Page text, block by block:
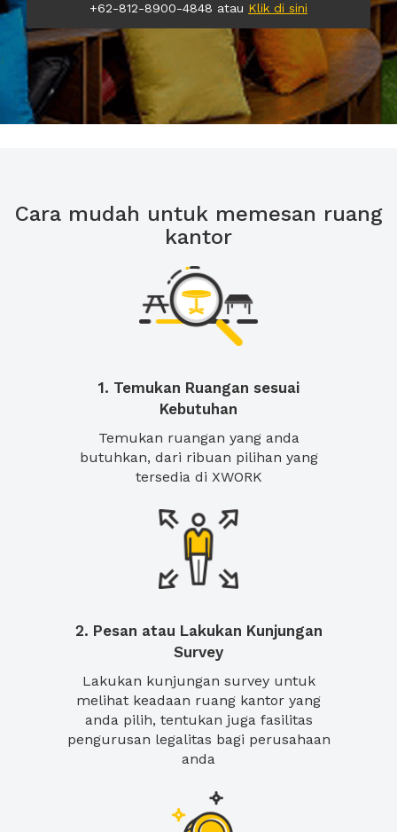
+62-812-8900-4848 atau Klik di sini
Cara mudah untuk memesan ruang
kantor
1. Temukan Ruangan sesuai
Kebutuhan
Temukan ruangan yang anda
butuhkan, dari ribuan pilihan yang
tersedia di XWORK
2. Pesan atau Lakukan Kunjungan
Survey
Lakukan kunjungan survey untuk
melihat keadaan ruang kantor yang
anda pilih, tentukan juga fasilitas
pengurusan legalitas bagi perusahaan
anda